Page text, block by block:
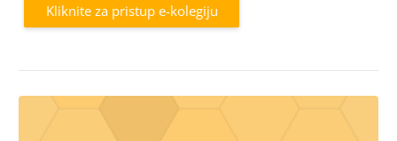
Kliknite za pristup e-kolegiju